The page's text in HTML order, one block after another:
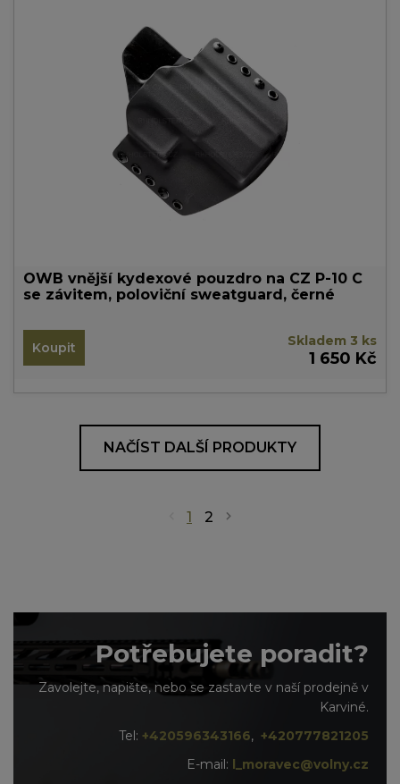
OWB vnější kydexové pouzdro na CZ P-10 C
se závitem, poloviční sweatguard, černé
Koupit Skladem 3 ks
1 650 Kč
NAČÍST DALŠÍ PRODUKTY
1 2
Potřebujete poradit?
Zavolejte, napište, nebo se zastavte v naší prodejně v
Karviné.
Tel: +420596343166, +420777821205
E-mail: l_moravec@volny.cz